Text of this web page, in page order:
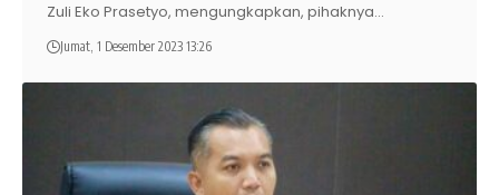
Zuli Eko Prasetyo, mengungkapkan, pihaknya…
Jumat, 1 Desember 2023 13:26